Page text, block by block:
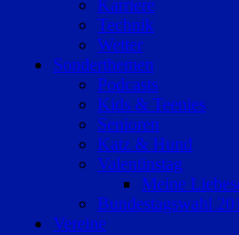
Karriere
Technik
Wetter
Sonderthemen
Podcasts
Kids & Teenies
Senioren
Katz & Hund
Valentinstag
Meine
Bundestagswahl
Vereine